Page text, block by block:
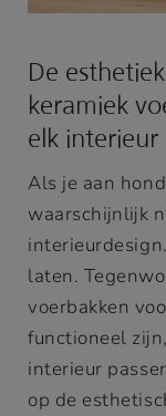
De
keramiek
elk interieur
Als je aan
waarschijnlijk
laten.
voerbakken
functioneel
interieur
op de